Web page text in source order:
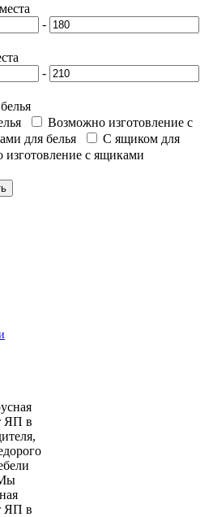
-
-
Возможно изготовление с
для белья
С ящиком для
с ящиками
ЯП в
ЯП в